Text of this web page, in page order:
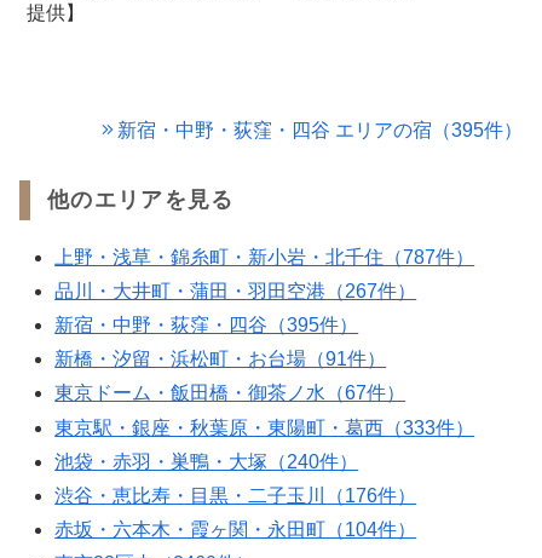
提供】
新宿・中野・荻窪・四谷 エリアの宿（395件）
他のエリアを見る
上野・浅草・錦糸町・新小岩・北千住（787件）
品川・大井町・蒲田・羽田空港（267件）
新宿・中野・荻窪・四谷（395件）
新橋・汐留・浜松町・お台場（91件）
東京ドーム・飯田橋・御茶ノ水（67件）
東京駅・銀座・秋葉原・東陽町・葛西（333件）
池袋・赤羽・巣鴨・大塚（240件）
渋谷・恵比寿・目黒・二子玉川（176件）
赤坂・六本木・霞ヶ関・永田町（104件）